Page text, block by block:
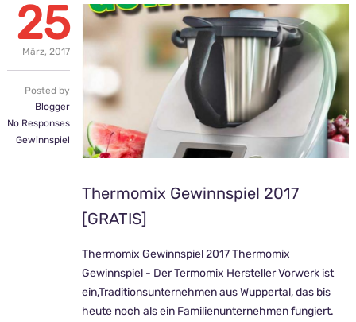
25
März, 2017
Posted by
Blogger
No Responses
Gewinnspiel
Thermomix Gewinnspiel 2017
[GRATIS]
Thermomix Gewinnspiel 2017 Thermomix
Gewinnspiel - Der Termomix Hersteller Vorwerk ist
ein,Traditionsunternehmen aus Wuppertal, das bis
heute noch als ein Familienunternehmen fungiert.